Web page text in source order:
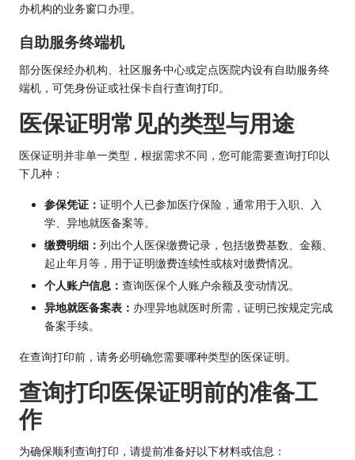
办机构的业务窗口办理。
自助服务终端机
部分医保经办机构、社区服务中心或定点医院内设有自助服务终
端机，可凭身份证或社保卡自行查询打印。
医保证明常见的类型与用途
医保证明并非单一类型，根据需求不同，您可能需要查询打印以
下几种：
参保凭证： 证明个人已参加医疗保险，通常用于入职、入
学、异地就医备案等。
缴费明细： 列出个人医保缴费记录，包括缴费基数、金额、
起止年月等，用于证明缴费连续性或核对缴费情况。
个人账户信息： 查询医保个人账户余额及变动情况。
异地就医备案表： 办理异地就医时所需，证明已按规定完成
备案手续。
在查询打印前，请务必明确您需要哪种类型的医保证明。
查询打印医保证明前的准备工
作
为确保顺利查询打印，请提前准备好以下材料或信息：